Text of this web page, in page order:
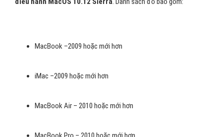
MacBook –2009 hoặc mới hơn
iMac –2009 hoặc mới hơn
MacBook Air – 2010 hoặc mới hơn